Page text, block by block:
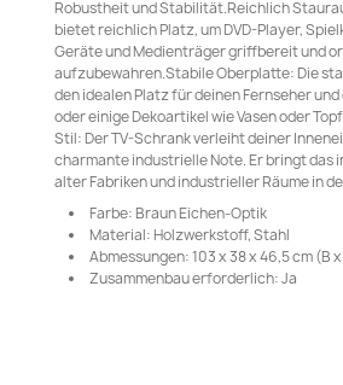
Robustheit und Stabilität.Reichlich
bietet reichlich Platz, um DVD-Player,
Geräte und Medienträger griffbereit und
aufzubewahren.Stabile Oberplatte: Die
den idealen Platz für deinen Fernseher
oder einige Dekoartikel wie Vasen oder
Stil: Der TV-Schrank verleiht deiner
charmante industrielle Note. Er bringt das
alter Fabriken und industrieller Räume in
Farbe: Braun Eichen-Optik
Material: Holzwerkstoff, Stahl
Abmessungen: 103 x 38 x 46,5 cm (B x
Zusammenbau erforderlich: Ja